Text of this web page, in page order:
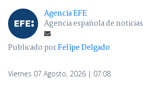
Agencia EFE
Agencia española de noticias
Publicado porFelipe Delgado
Viernes 07 Agosto, 2026 | 07:08